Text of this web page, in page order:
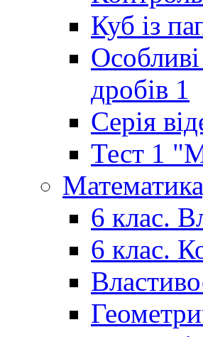
Куб із
дробів 1
Серія
Тест 1
6 клас.
6 клас.